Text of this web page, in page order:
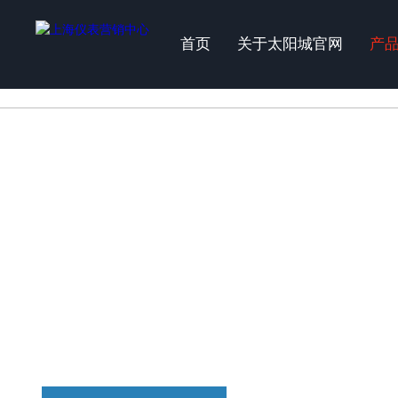
首页 关于太阳城官网 产